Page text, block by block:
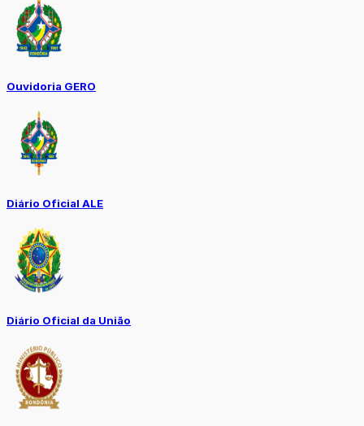
Ouvidoria GERO
Diário Oficial ALE
Diário Oficial da União